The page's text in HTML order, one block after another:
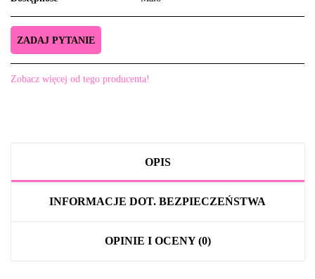
ZADAJ PYTANIE
Zobacz więcej od tego producenta!
OPIS
INFORMACJE DOT. BEZPIECZEŃSTWA
OPINIE I OCENY (0)